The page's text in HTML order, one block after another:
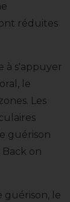
réduites
à s'appuyer
le
Les
guérison
on
guérison, le